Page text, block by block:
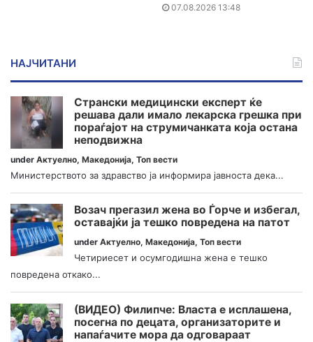
07.08.2026 13:48
НАЈЧИТАНИ
Странски медицински експерт ќе
решава дали имало лекарска грешка при
пораѓајот на струмичанката која остана
неподвижна
under Актуелно, Македонија, Топ вести
Министерството за здравство ја информира јавноста дека...
Возач прегазил жена во Ѓорче и избегал,
оставајќи ја тешко повредена на патот
under Актуелно, Македонија, Топ вести
Четириесет и осумгодишна жена е тешко
повредена откако...
(ВИДЕО) Филипче: Власта е исплашена,
посегна по децата, организаторите и
напаѓачите мора да одговараат